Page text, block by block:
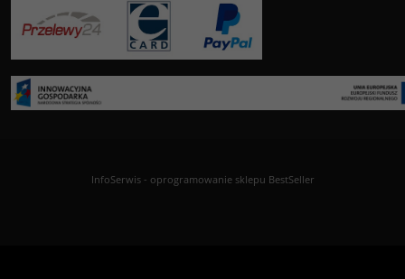
InfoSerwis- oprogramowanie sklepu BestSeller